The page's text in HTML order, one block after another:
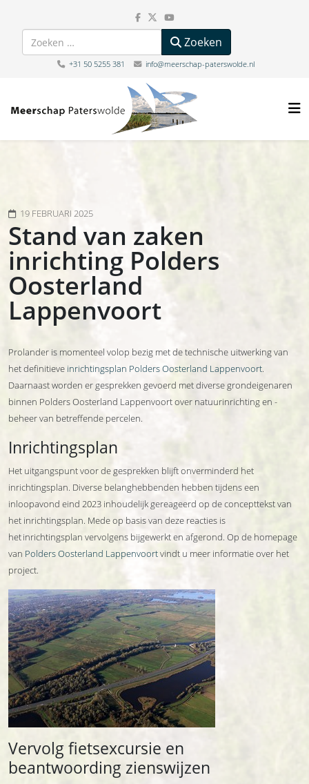
Zoeken Zoeken
+31 50 5255 381 info@meerschap-paterswolde.nl
19 FEBRUARI 2025
Stand van zaken
inrichting Polders
Oosterland
Lappenvoort
Prolander is momenteel volop bezig met de technische uitwerking van
het definitieve inrichtingsplan Polders Oosterland Lappenvoort.
Daarnaast worden er gesprekken gevoerd met diverse grondeigenaren
binnen Polders Oosterland Lappenvoort over natuurinrichting en -
beheer van betreffende percelen.
Inrichtingsplan
Het uitgangspunt voor de gesprekken blijft onverminderd het
inrichtingsplan. Diverse belanghebbenden hebben tijdens een
inloopavond eind 2023 inhoudelijk gereageerd op de concepttekst van
het inrichtingsplan. Mede op basis van deze reacties is
het inrichtingsplan vervolgens bijgewerkt en afgerond. Op de homepage
van Polders Oosterland Lappenvoortvindt u meer informatie over het
project.
Vervolg fietsexcursie en
beantwoording zienswijzen